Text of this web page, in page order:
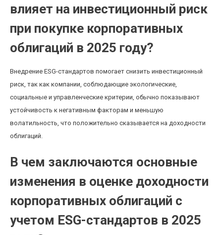
влияет на инвестиционный риск
при покупке корпоративных
облигаций в 2025 году?
Внедрение ESG-стандартов помогает снизить инвестиционный
риск, так как компании, соблюдающие экологические,
социальные и управленческие критерии, обычно показывают
устойчивость к негативным факторам и меньшую
волатильность, что положительно сказывается на доходности
облигаций.
В чем заключаются основные
изменения в оценке доходности
корпоративных облигаций с
учетом ESG-стандартов в 2025